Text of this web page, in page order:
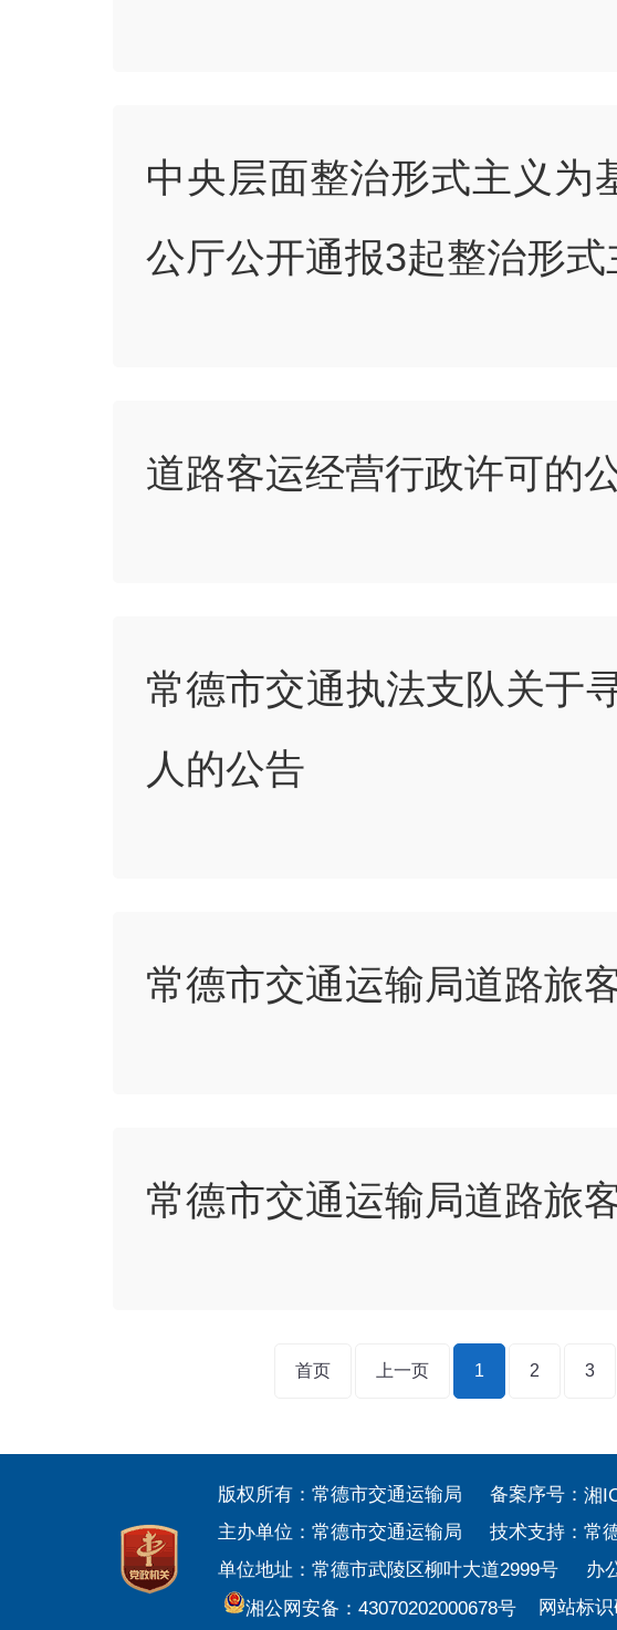
中央层面整治形式主义为
公厅公开通报3起整治形
道路客运经营行政许可的
常德市交通执法支队关于
人的公告
常德市交通运输局道路旅
常德市交通运输局道路旅
首页 上一页 1 2 3
版权所有：常德市交通运输局 备案序号： 湘
主办单位：常德市交通运输局 技术支持：常德
单位地址：常德市武陵区柳叶大道2999号 办
湘公网安备：43070202000678号 网站标识